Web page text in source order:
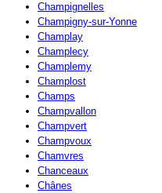
Champignelles
Champigny-sur-Yonne
Champlay
Champlecy
Champlemy
Champlost
Champs
Champvallon
Champvert
Champvoux
Chamvres
Chanceaux
Chânes